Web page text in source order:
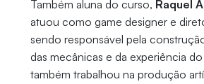
Também aluna do curso, Raquel
atuou como game designer e
sendo responsável pela
das mecânicas e da experiência
também trabalhou na produção